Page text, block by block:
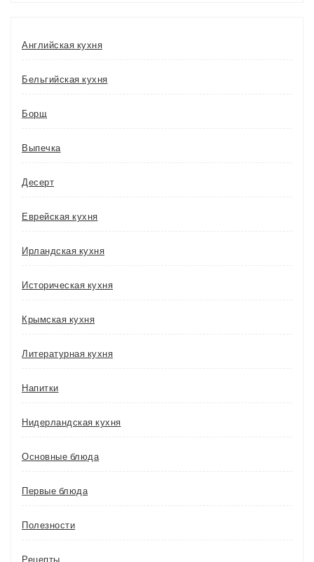
Английская кухня
Бельгийская кухня
Борщ
Выпечка
Десерт
Еврейская кухня
Ирландская кухня
Историческая кухня
Крымская кухня
Литературная кухня
Напитки
Нидерландская кухня
Основные блюда
Первые блюда
Полезности
Рецепты